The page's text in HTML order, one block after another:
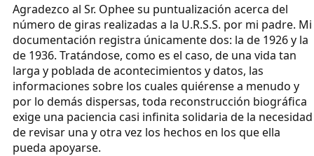
Agradezco al Sr. Ophee su puntualización acerca del
número de giras realizadas a la U.R.S.S. por mi padre. Mi
documentación registra únicamente dos: la de 1926 y la
de 1936. Tratándose, como es el caso, de una vida tan
larga y poblada de acontecimientos y datos, las
informaciones sobre los cuales quiérense a menudo y
por lo demás dispersas, toda reconstrucción biográfica
exige una paciencia casi infinita solidaria de la necesidad
de revisar una y otra vez los hechos en los que ella
pueda apoyarse.